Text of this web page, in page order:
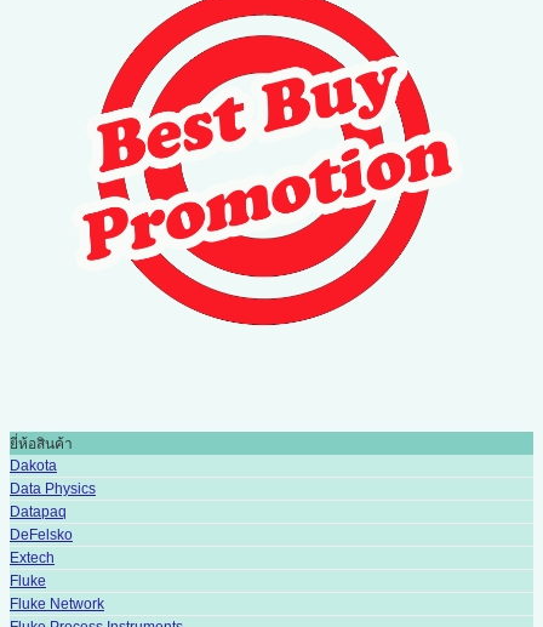
ยี่ห้อสินค้า
Dakota
Data Physics
Datapaq
DeFelsko
Extech
Fluke
Fluke Network